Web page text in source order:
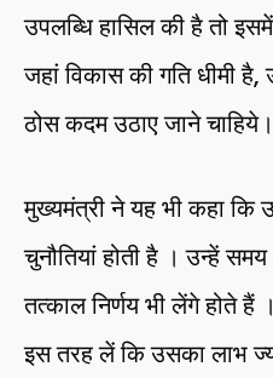
उपलब्धि हासिल की है तो
जहां विकास की गति धीमी
ठोस कदम उठाए जाने चाहिये।
मुख्यमंत्री ने यह भी कहा कि
चुनौतियां होती है । उन्हें
तत्काल निर्णय भी लेंगे होते
इस तरह लें कि उसका लाभ